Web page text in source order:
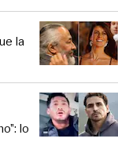
la
lo